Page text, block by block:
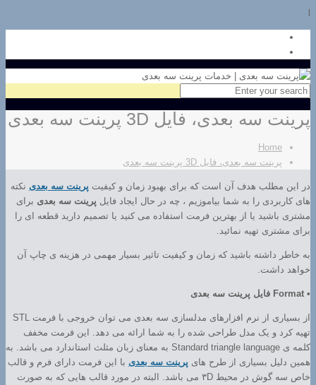
پرینت سه بعدی، فایل 3D پرینت سه بعدی
Home
پرینت سه بعدی، فایل 3D پرینت سه بعدی
در این مطلب هدف آن است که برای بهبود زمان و کیفیت پرینت سه بعدی نکته
های کاربردی را به شما بیاموزیم ، چه در حال ایجاد فایل پرینت سه بعدی برای
مشتری باشید یا از بهترین فرمت استفاده می کنید یا تصمیم دارید قطعه ای را
برای مشتری تهیه نمائید.
به خاطر داشته باشید که زمان و کیفیت تاثیر بسیار مهمی در هزینه ی چاپ آن
خواهد داشت.
• Format فایل پرینت سه بعدی
از بسیاری از نرم افزارهای مدلسازی سه بعدی می توان خروجی با فرمت STL
تهیه کرد و یک مدل طراحی شده را به شما ارائه می دهد. این فرمت مخفف
کلمه ی Standard triangle language به معنای زبان مثلث استاندارد می باشد. به
همین دلیل بسیاری از طرح های پرینت سه بعدی با این فرمت دارای فرم و قالب
خاص سه گوش در محیط ۳D می باشد. البته در مورد قالب هایی که به صورت